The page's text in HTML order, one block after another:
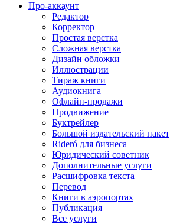
Про-аккаунт
Редактор
Корректор
Простая верстка
Сложная верстка
Дизайн обложки
Иллюстрации
Тираж книги
Аудиокнига
Офлайн-продажи
Продвижение
Буктрейлер
Большой издательский пакет
Rideró для бизнеса
Юридический советник
Дополнительные услуги
Расшифровка текста
Перевод
Книги в аэропортах
Публикация
Все услуги